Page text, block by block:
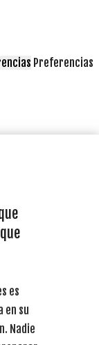
Preferencias
es
en su
Nadie